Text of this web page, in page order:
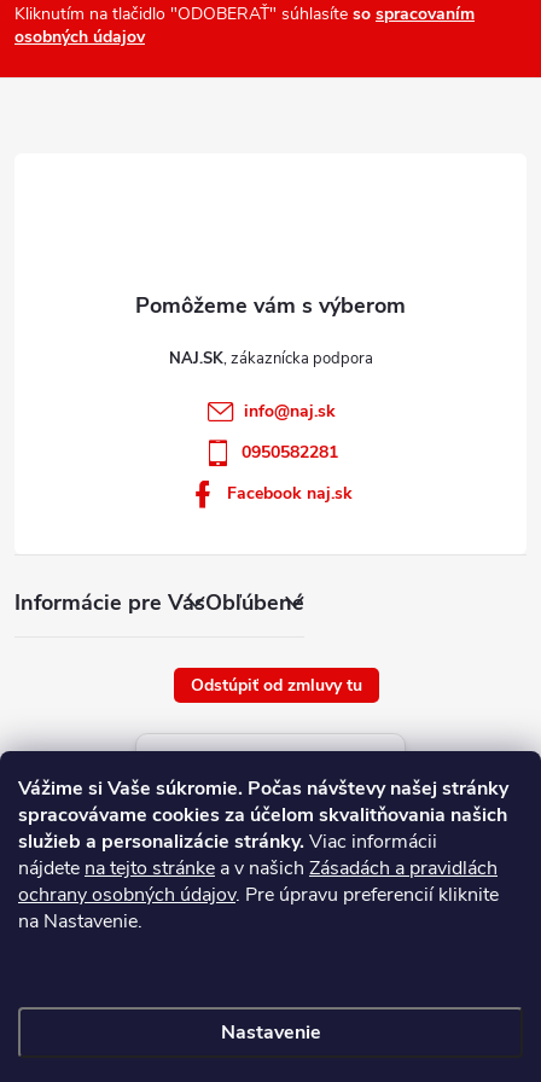
Vážime si Vaše súkromie. Počas návštevy našej stránky
spracovávame cookies za účelom skvalitňovania našich
služieb a personalizácie stránky.Viac informácii
nájdete na tejto stránke a v našich Zásadách a pravidlách
ochrany osobných údajov. Pre úpravu preferencií kliknite
na Nastavenie.
Nastavenie
i
Kliknutím na tlačidlo "ODOBERAŤ" súhlasíte so spracovaním
osobných údajov
Informácie pre VásObľúbené
NAJ.SK
info@naj.sk
0950582281
Facebook naj.sk
Odstúpiť od zmluvy tu
Aktuálne ceny tovaru
platné od : 7/8/2026